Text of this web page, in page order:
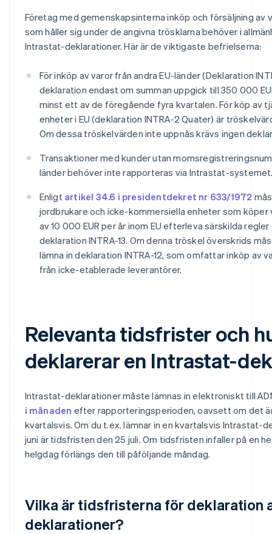
Företag med gemenskapsinterna inköp och försäljning av
som håller sig under de angivna trösklarna behöver i
Intrastat-deklarationer. Här är de viktigaste befrielserna:
För inköp av varor från andra EU-länder (Deklaration
deklaration endast om summan uppgick till 350 000
minst ett av de föregående fyra kvartalen. För köp av
enheter i EU (deklaration INTRA-2 Quater) är
Om dessa tröskelvärden inte uppnås krävs ingen
Transaktioner med kunder utan
länder behöver inte rapporteras via Intrastat-
Enligt artikel 34.6 i presidentdekret nr 633/1972
jordbrukare och icke-kommersiella enheter som
av 10 000 EUR per år inom EU efterleva särskilda regler
deklaration INTRA-13. Om denna tröskel överskrids
lämna in deklaration INTRA-12, som omfattar inköp av
från icke-etablerade leverantörer.
Relevanta tidsfrister och
deklarerar en Intrastat-
Intrastat-deklarationer måste lämnas in elektroniskt till
i månaden efter rapporteringsperioden, oavsett om det
kvartalsvis. Om du t.ex. lämnar in en kvartalsvis Intrastat-
juni är tidsfristen den 25 juli. Om tidsfristen infaller på en
helgdag förlängs den till påföljande måndag.
Vilka är tidsfristerna för deklaration
deklarationer?